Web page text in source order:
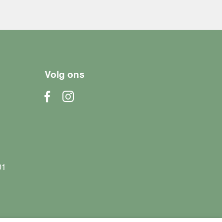
Volg ons